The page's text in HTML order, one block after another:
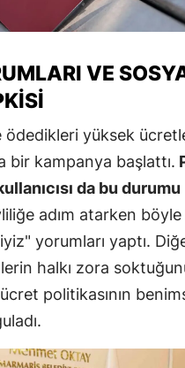
VE
ödedikleri yüksek
bir kampanya başlattı.
da bu durumu
adım atarken
yorumları yaptı.
halkı zora
politikasının